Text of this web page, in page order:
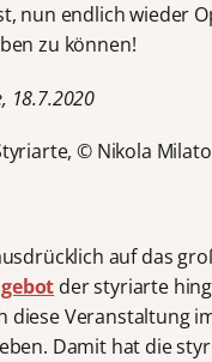
nun endlich wieder
zu können!
18.7.2020
© Nikola
auf das
der styriarte
diese Veranstaltung
Damit hat die